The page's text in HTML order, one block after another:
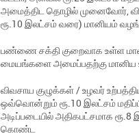
அமைத்திட தொழில் முனைவோர்,
ரூ.10 இலட்சம் வரை) மானியம்
பண்ணை சக்தி குறைவாக உள்ள
மையங்களை அமைப்பதற்கு மானிய
விவசாய குழுக்கள் / உழவர்
ஒவ்வொன்றும் ரூ.10 இலட்சம்
அடிப்படையில் அதிகபட்சமாக ரூ.8
கொண்ட